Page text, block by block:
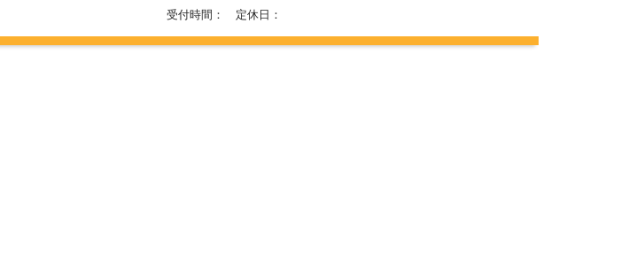
受付時間： 定休日：